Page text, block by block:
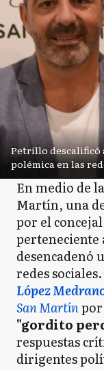
Petrillo descalificó
polémica en las
En medio de
Martín, una
por el concejal
perteneciente
desencadenó
redes
López
San Martín
"gordito
respuestas
dirigentes